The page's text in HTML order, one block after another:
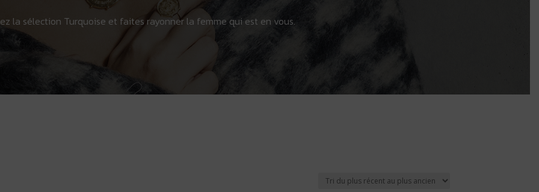
la sélection Turquoise et faites rayonner la femme qui est en vous.